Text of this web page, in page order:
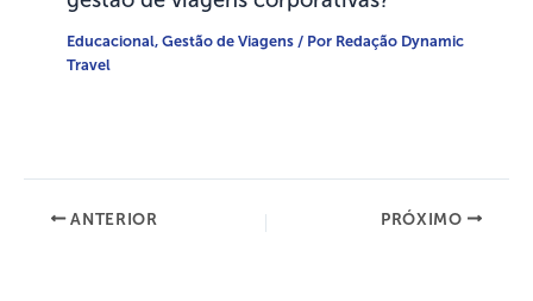
Educacional,Gestão de Viagens / Por Redação Dynamic
Travel
ANTERIOR PRÓXIMO